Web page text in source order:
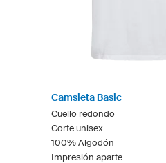
Camsieta Basic
Cuello redondo
Corte unisex
100% Algodón
Impresión aparte